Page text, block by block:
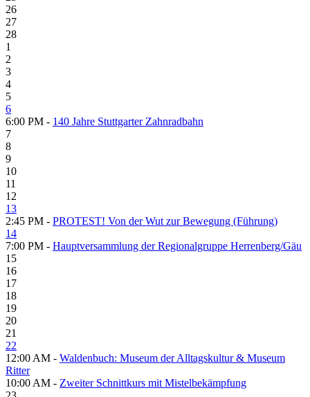
26
27
28
1
2
3
4
5
6
6:00 PM - 140 Jahre Stuttgarter Zahnradbahn
7
8
9
10
11
12
13
2:45 PM - PROTEST! Von der Wut zur Bewegung (Führung)
14
7:00 PM - Hauptversammlung der Regionalgruppe Herrenberg/Gäu
15
16
17
18
19
20
21
22
12:00 AM - Waldenbuch: Museum der Alltagskultur & Museum
Ritter
10:00 AM - Zweiter Schnittkurs mit Mistelbekämpfung